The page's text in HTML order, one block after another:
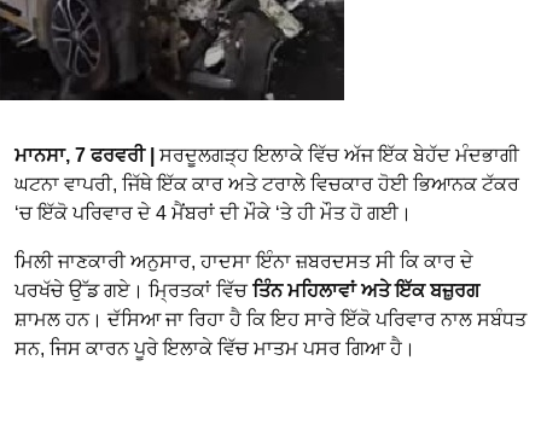
ਮਾਨਸਾ, 7 ਫਰਵਰੀ |
ਸਰਦੂਲਗੜ੍ਹ ਇਲਾਕੇ ਵਿੱਚ ਅੱਜ ਇੱਕ ਬੇਹੱਦ ਮੰਦਭਾਗੀ
ਘਟਨਾ ਵਾਪਰੀ, ਜਿੱਥੇ ਇੱਕ ਕਾਰ ਅਤੇ ਟਰਾਲੇ ਵਿਚਕਾਰ ਹੋਈ ਭਿਆਨਕ ਟੱਕਰ
‘ਚ ਇੱਕੋ ਪਰਿਵਾਰ ਦੇ 4 ਮੈਂਬਰਾਂ ਦੀ ਮੌਕੇ ‘ਤੇ ਹੀ ਮੌਤ ਹੋ ਗਈ।
ਮਿਲੀ ਜਾਣਕਾਰੀ ਅਨੁਸਾਰ, ਹਾਦਸਾ ਇੰਨਾ ਜ਼ਬਰਦਸਤ ਸੀ ਕਿ ਕਾਰ ਦੇ
ਪਰਖੱਚੇ ਉੱਡ ਗਏ। ਮ੍ਰਿਤਕਾਂ ਵਿੱਚਤਿੰਨ ਮਹਿਲਾਵਾਂ ਅਤੇ ਇੱਕ ਬਜ਼ੁਰਗ
ਸ਼ਾਮਲ ਹਨ। ਦੱਸਿਆ ਜਾ ਰਿਹਾ ਹੈ ਕਿ ਇਹ ਸਾਰੇ ਇੱਕੋ ਪਰਿਵਾਰ ਨਾਲ ਸਬੰਧਤ
ਸਨ, ਜਿਸ ਕਾਰਨ ਪੂਰੇ ਇਲਾਕੇ ਵਿੱਚ ਮਾਤਮ ਪਸਰ ਗਿਆ ਹੈ।